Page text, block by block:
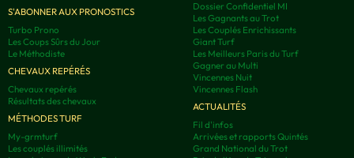
S'ABONNER AUX PRONOSTICS
Turbo Prono
Les Coups Sûrs du Jour
Le Méthodiste
CHEVAUX REPÉRÉS
Chevaux repérés
Résultats des chevaux
MÉTHODES TURF
My-grmturf
Les couplés illimités
Dossier Confidentiel MI
Les Gagnants au Trot
Les Couplés Enrichissants
Giant Turf
Les Meilleurs Paris du Turf
Gagner au Multi
Vincennes Nuit
Vincennes Flash
ACTUALITÉS
Fil d'infos
Arrivées et rapports Quintés
Grand National du Trot